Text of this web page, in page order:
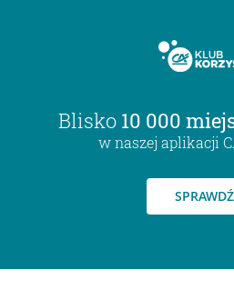
Blisko 10 000
w naszej aplikacji
SPRAWDŹ